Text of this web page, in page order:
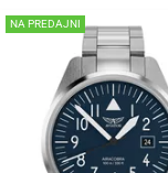
NA PREDAJNI